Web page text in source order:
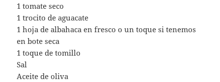
1 tomate seco
1 trocito de aguacate
1 hoja de albahaca en fresco o un toque si tenemos
en bote seca
1 toque de tomillo
Sal
Aceite de oliva